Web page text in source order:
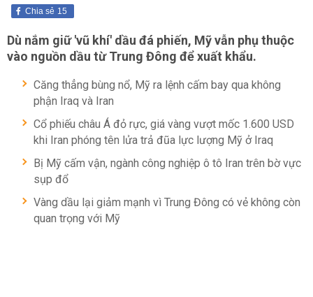
15
Chia sẻ
Dù nắm giữ 'vũ khí' dầu đá phiến, Mỹ vẫn phụ thuộc
vào nguồn dầu từ Trung Đông để xuất khẩu.
Căng thẳng bùng nổ, Mỹ ra lệnh cấm bay qua không
phận Iraq và Iran
Cổ phiếu châu Á đỏ rực, giá vàng vượt mốc 1.600 USD
khi Iran phóng tên lửa trả đũa lực lượng Mỹ ở Iraq
Bị Mỹ cấm vận, ngành công nghiệp ô tô Iran trên bờ vực
sụp đổ
Vàng dầu lại giảm mạnh vì Trung Đông có vẻ không còn
quan trọng với Mỹ